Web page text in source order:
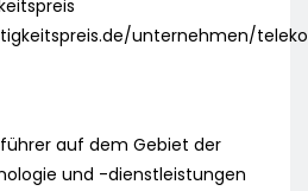
unternehmen/
auf dem Gebiet der
und -dienstleistungen